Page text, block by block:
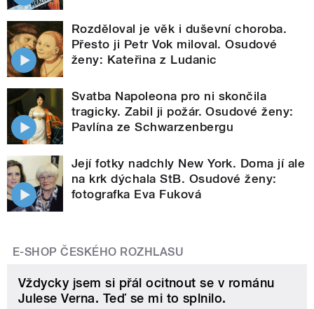
Rozděloval je věk i duševní choroba.
Přesto ji Petr Vok miloval. Osudové
ženy: Kateřina z Ludanic
Svatba Napoleona pro ni skončila
tragicky. Zabil ji požár. Osudové ženy:
Pavlína ze Schwarzenbergu
Její fotky nadchly New York. Doma jí ale
na krk dýchala StB. Osudové ženy:
fotografka Eva Fuková
E-SHOP ČESKÉHO ROZHLASU
Vždycky jsem si přál ocitnout se v románu
Julese Verna. Teď se mi to splnilo.